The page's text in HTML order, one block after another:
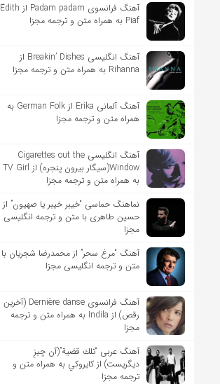
آهنگ فرانسوی Padam padam از Édith
Piaf به همراه متن و ترجمه مجزا
آهنگ انگلیسی Breakin’ Dishes از
Rihanna به همراه متن و ترجمه مجزا
آهنگ آلمانی Erika از German Folk به
همراه متن و ترجمه مجزا
آهنگ انگلیسی Cigarettes out the
Window(سیگار بیرون پنجره) از TV Girl
به همراه متن و ترجمه مجزا
نماهنگ حماسی “خیبر خیبر یا صهیون” از
حسین طاهری با متن و ترجمه انگلیسی
مجزا
آهنگ “مرغ سحر” از محمدرضا شجریان با
متن و ترجمه انگلیسی مجزا
آهنگ فرانسوی Dernière danse (آخرین
رقص) از Indila به همراه متن و ترجمه
مجزا
آهنگ عربی “تلك قضية”(آن چیزِ
دیگریست) از كايروكي به همراه متن و
ترجمه مجزا